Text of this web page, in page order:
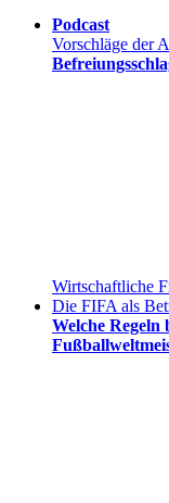
Podcast
Vorschläge der
Wirtschaftliche
Die FIFA als
Welche